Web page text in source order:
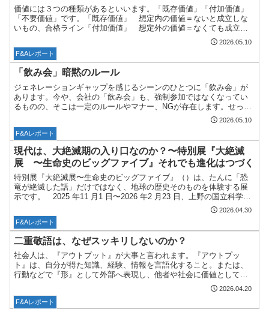
価値には３つの種類があるといいます。「既存価値」「付加価値」
「不要価値」です。「既存価値」 想定内の価値＝ないと成立しな
いもの、合格ライン「付加価値」 想定外の価値＝なくても成立す
るが、あることで喜びや感動を生むもの「不要価値」 なくても
成...
2026.05.10
F&Aレポート
「飲み会」暗黙のルール
ジェネレーションギャップを感じるシーンのひとつに「飲み会」が
あります。今や、会社の「飲み会」も、強制参加ではなくなってい
るものの、そこは一定のルールやマナー、NGが存在します。せっか
く参加するのであれば、自他ともに楽しい時間になり、できれば...
2026.05.10
F&Aレポート
現代は、大絶滅期の入り口なのか？〜特別展『大絶滅
展 〜生命史のビッグファイブ』それでも進化はつづく
特別展『大絶滅展〜生命史のビッグファイブ』（）は、たんに「恐
竜が絶滅した話」だけではなく、地球の歴史そのものを体験する展
示です。 2025 年11 月1 日〜2026 年2 月23 日、上野の国立科学博
2026.04.30
F&Aレポート
二重敬語は、なぜスッキリしないのか？
社会人は、『アウトプット』が大事と言われます。『アウトプッ
ト』は、自分が得た知識、経験、情報を言語化すること。または、
行動などで『形』として外部へ表現し、他者や社会に価値として提
供することを指します。（ビジネスにおいては、成果物や実績その
も...
2026.04.20
F&Aレポート